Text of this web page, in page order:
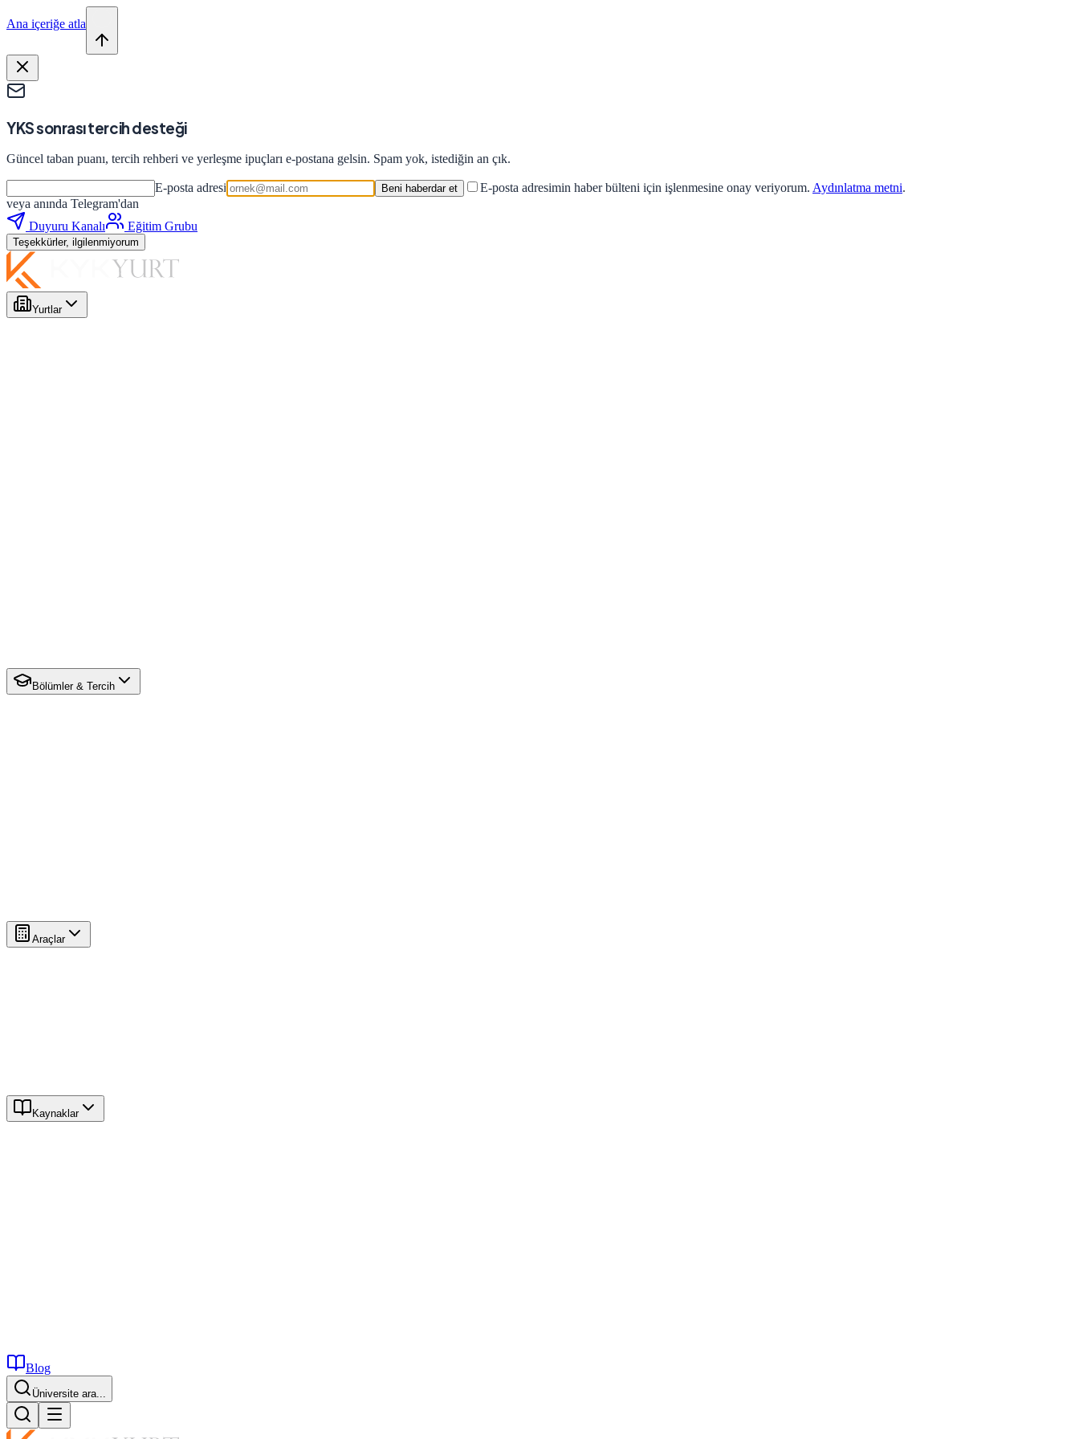
Ana içeriğe atla
YKS sonrası tercih desteği
Güncel taban puanı, tercih rehberi ve yerleşme ipuçları e-postana gelsin. Spam yok, istediğin an çık.
E-posta adresi Beni haberdar et E-posta adresimin haber bülteni için işlenmesine onay veriyorum. Aydınlatma metni.
veya anında Telegram'dan
Duyuru Kanalı
Eğitim Grubu
Teşekkürler, ilgilenmiyorum
Yurtlar
Bölümler & Tercih
Araçlar
Kaynaklar
Blog
Üniversite ara...